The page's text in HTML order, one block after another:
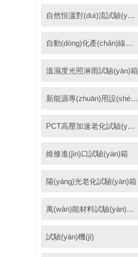
自然恒溫對(duì)流試驗(yàn)箱
自動(dòng)化產(chǎn)線高低溫試驗(yàn)箱
溫濕度光照淋雨試驗(yàn)箱
新能源專(zhuān)用設(shè)備
PCT高壓加速老化試驗(yàn)機(jī)
維修進(jìn)口試驗(yàn)箱
陽(yáng)光老化試驗(yàn)箱
萬(wàn)能材料試驗(yàn)機(jī)
試驗(yàn)機(jī)